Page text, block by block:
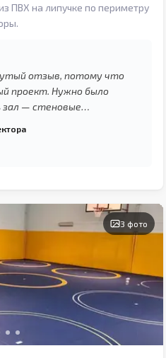
ПВХ на липучке по периметру
отзыв, потому что
проект. Нужно было
зал — стеновые
мы долго считали
хорошее решение в
и монтаж. Каждый этап —
хочу отметить
аккуратно, убрали за
эксплуатации. Прошло уже
использования — всё в
не отходит, цвет не
как надёжного
3 фото